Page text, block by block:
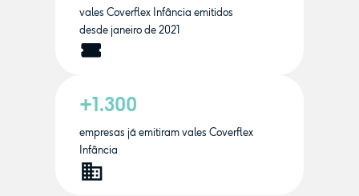
vales Coverflex Infância emitidos
desde janeiro de 2021
+1.300
empresas já emitiram vales Coverflex
Infância